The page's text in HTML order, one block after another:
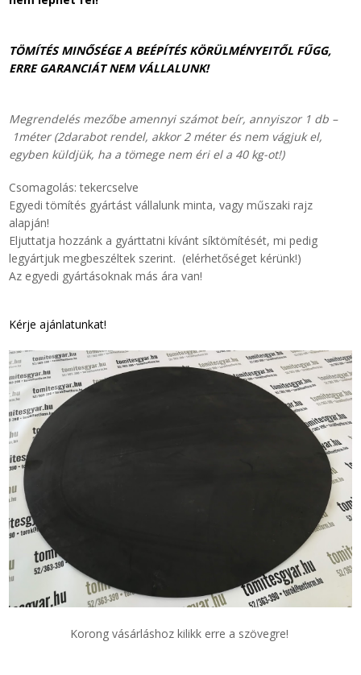
TÖMÍTÉS MINŐSÉGE A BEÉPÍTÉS KÖRÜLMÉNYEITŐL FŰGG,
ERRE GARANCIÁT NEM VÁLLALUNK!
Megrendelés mezőbe amennyi számot beír, annyiszor 1 db –
1méter (2darabot rendel, akkor 2 méter és nem vágjuk el,
egyben küldjük, ha a tömege nem éri el a 40 kg-ot!)
Csomagolás: tekercselve
Egyedi tömítés gyártást vállalunk minta, vagy műszaki rajz
alapján!
Eljuttatja hozzánk a gyárttatni kívánt síktömítését, mi pedig
legyártjuk megbeszéltek szerint. (elérhetőséget kérünk!)
Az egyedi gyártásoknak más ára van!
Kérje ajánlatunkat!
Korong vásárláshoz kilikk erre a szövegre!